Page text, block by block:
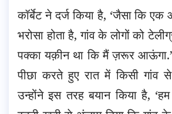
कॉर्बेट ने दर्ज किया है, ‘जैसा कि एक
भरोसा होता है, गांव के लोगों को
पक्का यक़ीन था कि मैं ज़रूर
पीछा करते हुए रात में किसी गांव
उन्होंने इस तरह बयान किया है,